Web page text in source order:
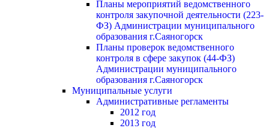
Планы мероприятий ведомственного
контроля закупочной деятельности (223-
ФЗ) Администрации муниципального
образования г.Саяногорск
Планы проверок ведомственного
контроля в сфере закупок (44-ФЗ)
Администрации муниципального
образования г.Саяногорск
Муниципальные услуги
Административные регламенты
2012 год
2013 год